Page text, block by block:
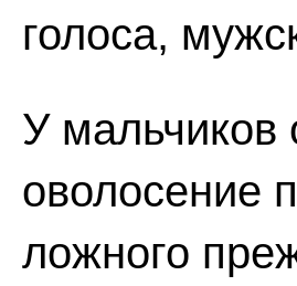
голоса,
У мальчиков
оволосение
ложного